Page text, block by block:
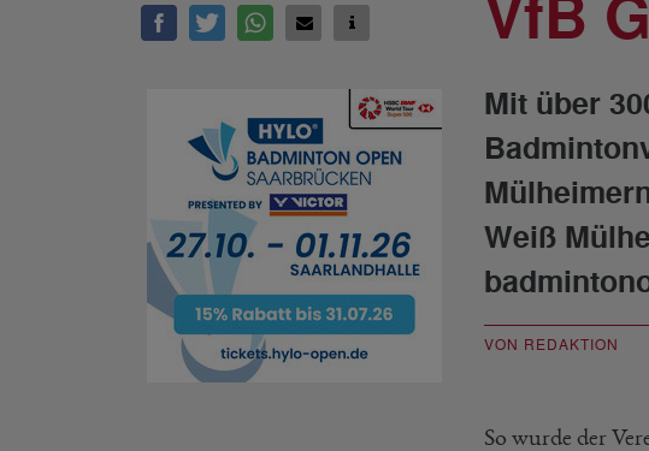
VfB
Mit über
Weiß
VON REDAKTION
So wurde der